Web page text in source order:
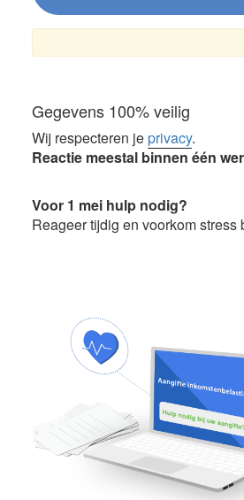
Gegevens 100% veilig
Wij respecteren jeprivacy.
Reactie meestal binnen één
Voor 1 mei hulp nodig?
Reageer tijdig en voorkom stress